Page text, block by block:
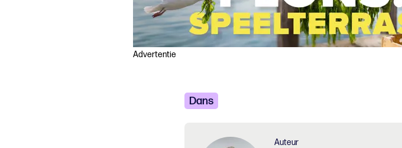
Advertentie
Dans
Auteur